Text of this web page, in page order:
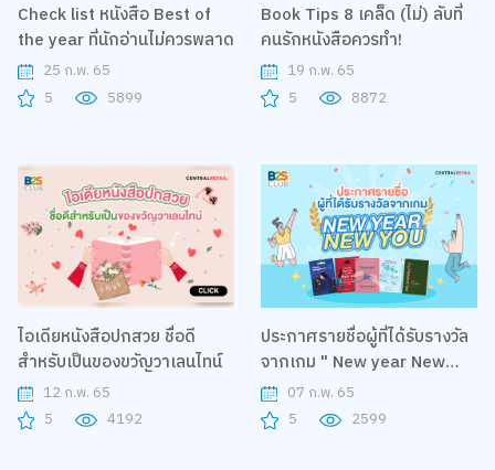
Check list หนังสือ Best of
the year ที่นักอ่านไม่ควรพลาด
25 ก.พ. 65
5
5899
Book Tips 8 เคล็ด (ไม่) ลับที่
คนรักหนังสือควรทำ!
19 ก.พ. 65
5
8872
ไอเดียหนังสือปกสวย ชื่อดี
สำหรับเป็นของขวัญวาเลนไทน์
12 ก.พ. 65
5
4192
ประกาศรายชื่อผู้ที่ได้รับรางวัล
จากเกม " New year New
you"07 ก.พ. 65
5
2599